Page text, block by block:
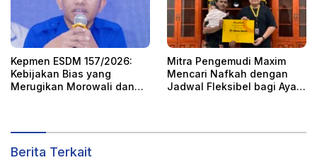
Kepmen ESDM 157/2026:
Kebijakan Bias yang
Merugikan Morowali dan
Mitra Pengemudi Maxim
Mencari Nafkah dengan
Jadwal Fleksibel bagi Ayah
Berita Terkait